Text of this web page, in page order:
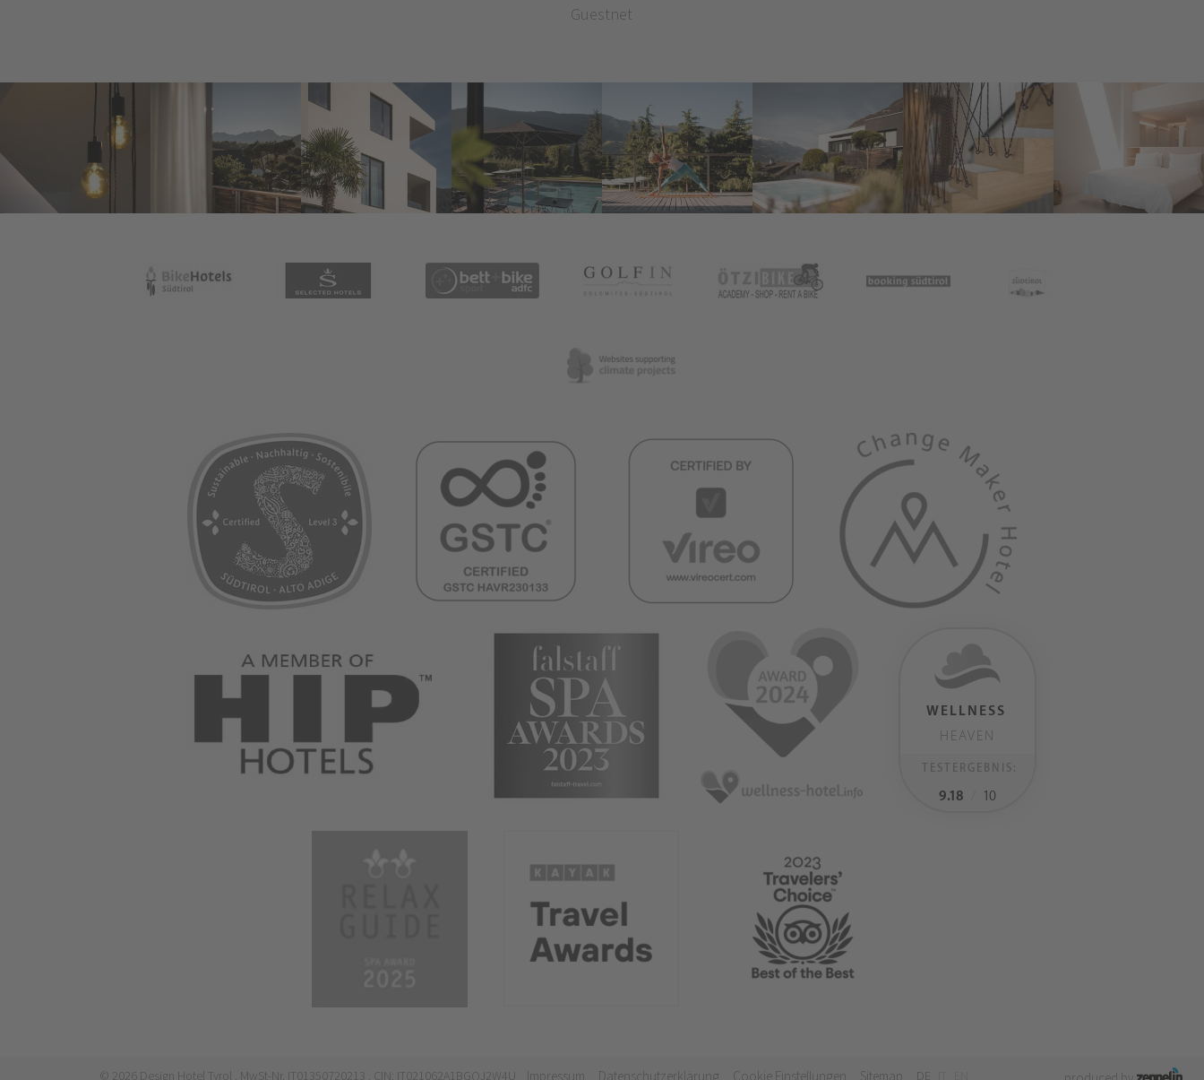
Guestnet
WELLNESS
HEAVEN
TESTERGEBNIS:
9.18 10
© 2026 Design Hotel Tyrol . MwSt-Nr. IT01350720213 . CIN: IT021062A1BGQJ2W4U Impressum Datenschutzerklärung Cookie Einstellungen Sitemap DE